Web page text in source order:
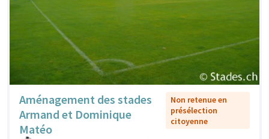
Aménagement des stades
Armand et Dominique
Matéo
Non retenue en
présélection
citoyenne